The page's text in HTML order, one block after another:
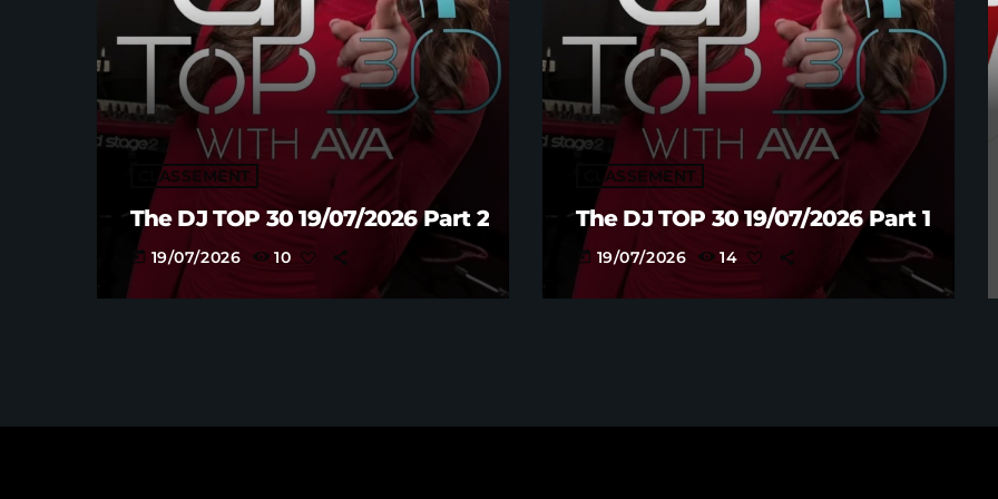
CLASSEMENT
The DJ TOP 30 19/07/2026 Part 2
today 19/07/2026 10
CLASSEMENT
The DJ TOP 30 19/07/2026 Part 1
today 19/07/2026 14